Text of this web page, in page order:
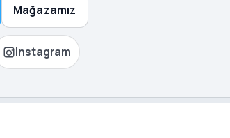
Mağazamız
Instagram